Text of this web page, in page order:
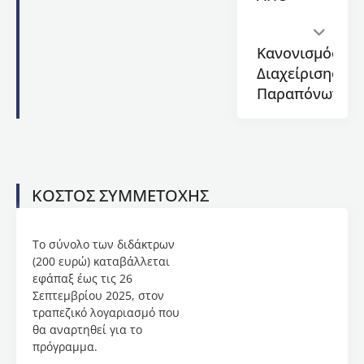
ψηφιδωτού και
θα έχουν την
ευκαιρία να
εντρυφήσουν
στις κλασικές
Κανονισμός
Διαχείρισης
Παραπόνων
ΚΟΣΤΟΣ ΣΥΜΜΕΤΟΧΗΣ
Το σύνολο των διδάκτρων
(200 ευρώ) καταβάλλεται
εφάπαξ έως τις 26
Σεπτεμβρίου 2025, στον
τραπεζικό λογαριασμό που
θα αναρτηθεί για το
πρόγραμμα.